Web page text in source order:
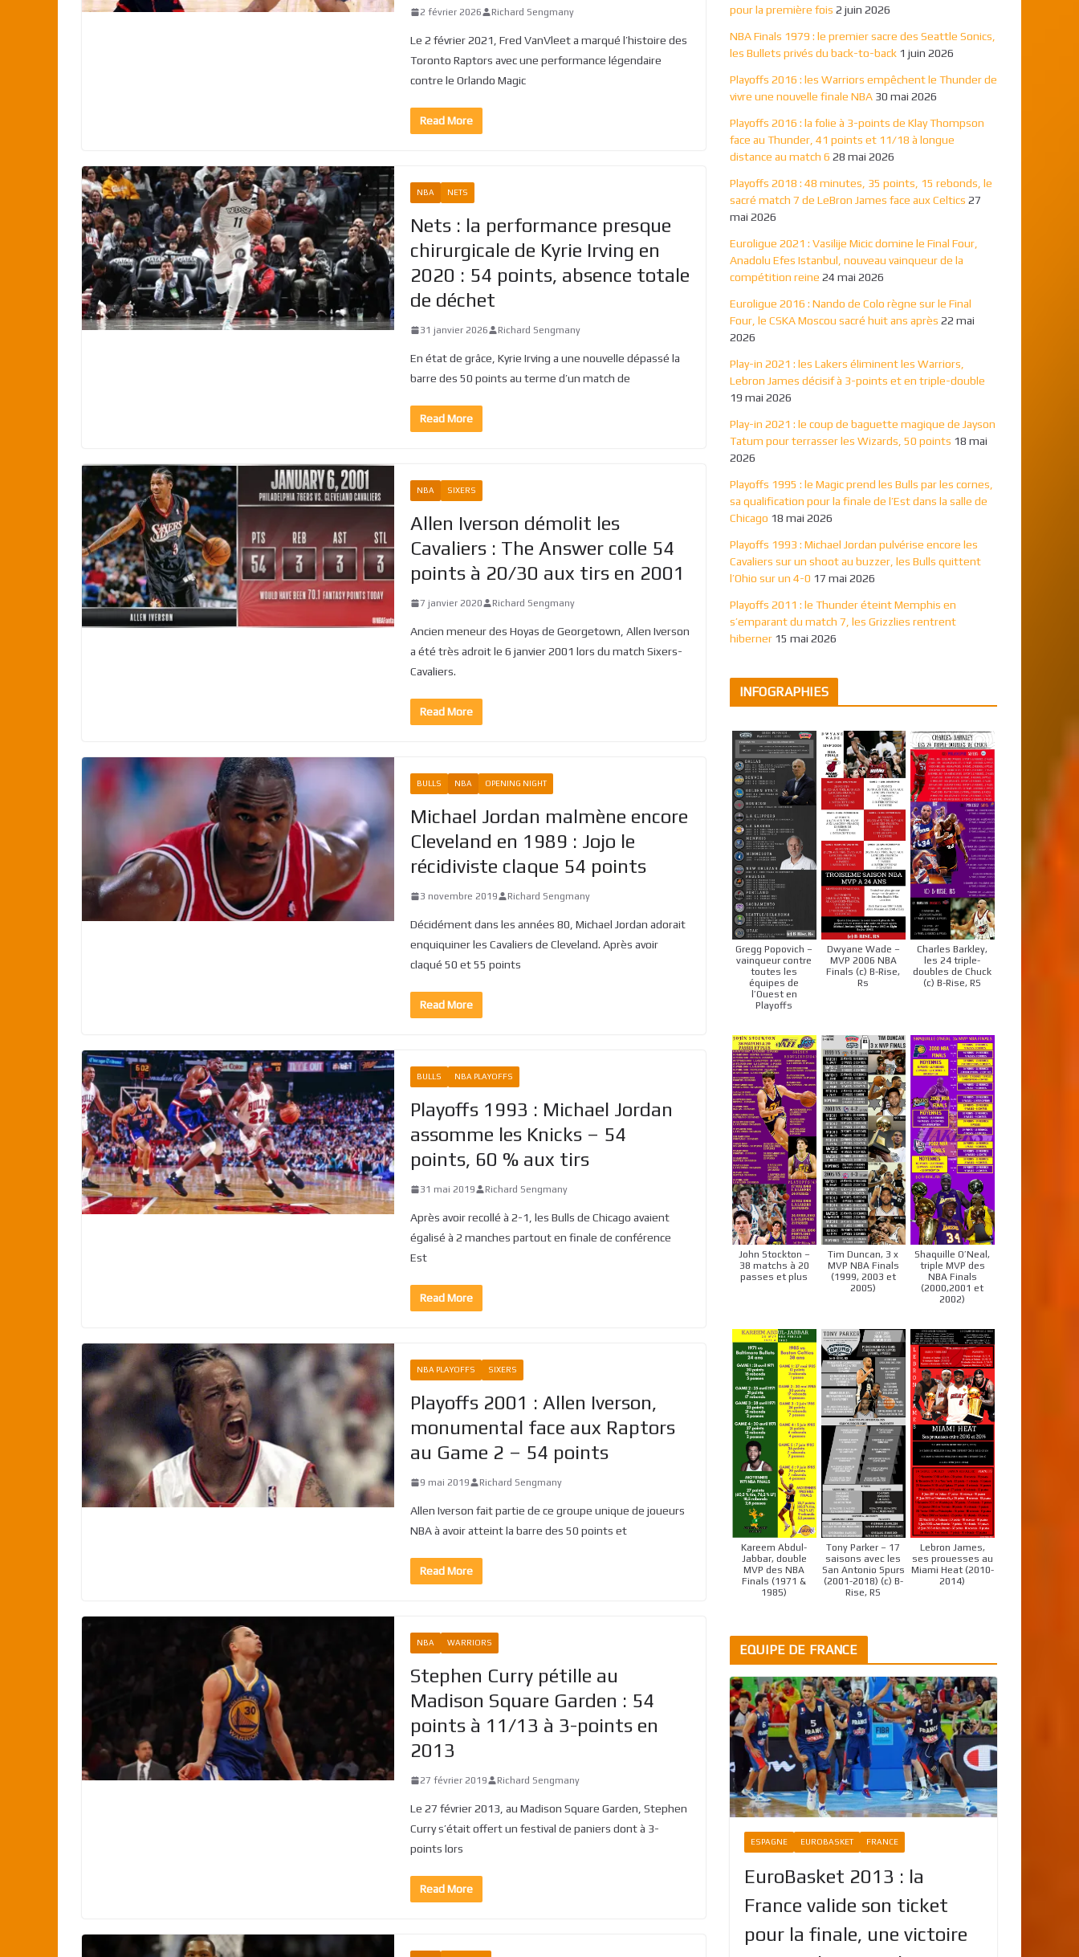
2 février 2026 Richard Sengmany
Le 2 février 2021, Fred VanVleet a marqué l’histoire des
Toronto Raptors avec une performance légendaire
contre le Orlando Magic
Read More
NBA NETS
Nets : la performance presque
chirurgicale de Kyrie Irving en
2020 : 54 points, absence totale
de déchet
31 janvier 2026 Richard Sengmany
En état de grâce, Kyrie Irving a une nouvelle dépassé la
barre des 50 points au terme d’un match de
Read More
NBA SIXERS
Allen Iverson démolit les
Cavaliers : The Answer colle 54
points à 20/30 aux tirs en 2001
7 janvier 2020 Richard Sengmany
Ancien meneur des Hoyas de Georgetown, Allen Iverson
a été très adroit le 6 janvier 2001 lors du match Sixers-
Cavaliers.
Read More
BULLS NBA OPENING NIGHT
Michael Jordan malmène encore
Cleveland en 1989 : Jojo le
récidiviste claque 54 points
3 novembre 2019 Richard Sengmany
Décidément dans les années 80, Michael Jordan adorait
enquiquiner les Cavaliers de Cleveland. Après avoir
claqué 50 et 55 points
Read More
BULLS NBA PLAYOFFS
Playoffs 1993 : Michael Jordan
assomme les Knicks – 54
points, 60 % aux tirs
31 mai 2019 Richard Sengmany
Après avoir recollé à 2-1, les Bulls de Chicago avaient
égalisé à 2 manches partout en finale de conférence
Est
Read More
NBA PLAYOFFS SIXERS
Playoffs 2001 : Allen Iverson,
monumental face aux Raptors
au Game 2 – 54 points
9 mai 2019 Richard Sengmany
Allen Iverson fait partie de ce groupe unique de joueurs
NBA à avoir atteint la barre des 50 points et
Read More
NBA WARRIORS
Stephen Curry pétille au
Madison Square Garden : 54
points à 11/13 à 3-points en
2013
27 février 2019 Richard Sengmany
Le 27 février 2013, au Madison Square Garden, Stephen
Curry s’était offert un festival de paniers dont à 3-
points lors
Read More
pour la première fois 2 juin 2026
NBA Finals 1979 : le premier sacre des Seattle Sonics,
les Bullets privés du back-to-back 1 juin 2026
Playoffs 2016 : les Warriors empêchent le Thunder de
vivre une nouvelle finale NBA 30 mai 2026
Playoffs 2016 : la folie à 3-points de Klay Thompson
face au Thunder, 41 points et 11/18 à longue
distance au match 6 28 mai 2026
Playoffs 2018 : 48 minutes, 35 points, 15 rebonds, le
sacré match 7 de LeBron James face aux Celtics 27
mai 2026
Euroligue 2021 : Vasilije Micic domine le Final Four,
Anadolu Efes Istanbul, nouveau vainqueur de la
compétition reine 24 mai 2026
Euroligue 2016 : Nando de Colo règne sur le Final
Four, le CSKA Moscou sacré huit ans après 22 mai
2026
Play-in 2021 : les Lakers éliminent les Warriors,
Lebron James décisif à 3-points et en triple-double
19 mai 2026
Play-in 2021 : le coup de baguette magique de Jayson
Tatum pour terrasser les Wizards, 50 points 18 mai
2026
Playoffs 1995 : le Magic prend les Bulls par les cornes,
sa qualification pour la finale de l’Est dans la salle de
Chicago 18 mai 2026
Playoffs 1993 : Michael Jordan pulvérise encore les
Cavaliers sur un shoot au buzzer, les Bulls quittent
l’Ohio sur un 4-0 17 mai 2026
Playoffs 2011 : le Thunder éteint Memphis en
s’emparant du match 7, les Grizzlies rentrent
hiberner 15 mai 2026
INFOGRAPHIES
Gregg Popovich –
vainqueur contre
toutes les
équipes de
l’Ouest en
Playoffs
Dwyane Wade –
MVP 2006 NBA
Finals (c) B-Rise,
Rs
Charles Barkley,
les 24 triple-
doubles de Chuck
(c) B-Rise, RS
John Stockton –
38 matchs à 20
passes et plus
Tim Duncan, 3 x
MVP NBA Finals
(1999, 2003 et
2005)
Shaquille O’Neal,
triple MVP des
NBA Finals
(2000,2001 et
2002)
Kareem Abdul-
Jabbar, double
MVP des NBA
Finals (1971 &
1985)
Tony Parker – 17
saisons avec les
San Antonio Spurs
(2001-2018) (c) B-
Rise, RS
Lebron James,
ses prouesses au
Miami Heat (2010-
2014)
EQUIPE DE FRANCE
ESPAGNE EUROBASKET FRANCE
EuroBasket 2013 : la
France valide son ticket
pour la finale, une victoire